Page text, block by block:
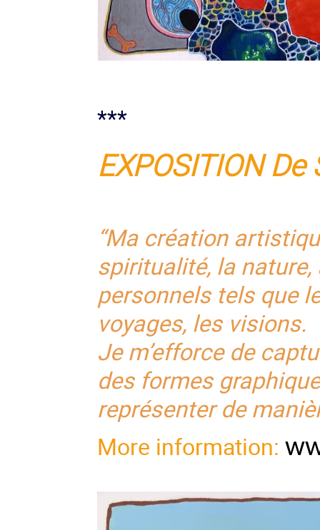
***
EXPOSITION De
“Ma création
spiritualité, la
personnels tels que
voyages, les visions.
Je m’efforce de
des formes
représenter de
More information: